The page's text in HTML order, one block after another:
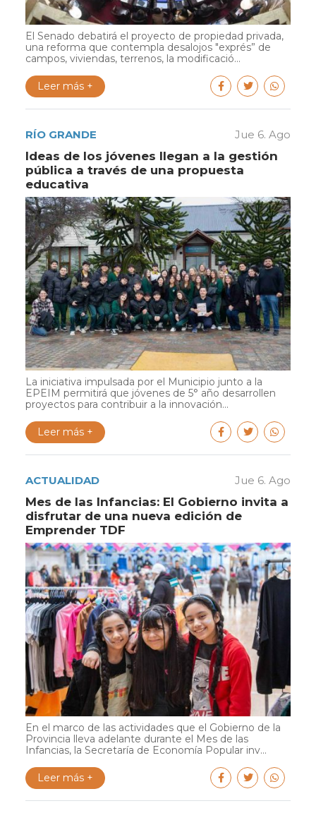
El Senado debatirá el proyecto de propiedad privada,
una reforma que contempla desalojos "exprés” de
campos, viviendas, terrenos, la modificació...
Leer más +
RÍO GRANDE Jue 6. Ago
Ideas de los jóvenes llegan a la gestión
pública a través de una propuesta
educativa
La iniciativa impulsada por el Municipio junto a la
EPEIM permitirá que jóvenes de 5° año desarrollen
proyectos para contribuir a la innovación...
Leer más +
ACTUALIDAD Jue 6. Ago
Mes de las Infancias: El Gobierno invita a
disfrutar de una nueva edición de
Emprender TDF
En el marco de las actividades que el Gobierno de la
Provincia lleva adelante durante el Mes de las
Infancias, la Secretaría de Economía Popular inv...
Leer más +